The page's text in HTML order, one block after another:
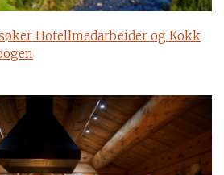
Hotellmedarbeider og Kokk